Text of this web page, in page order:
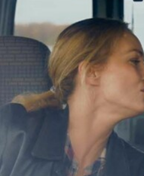
SCOLAIRES
PRATIQUE
PROGRAMME